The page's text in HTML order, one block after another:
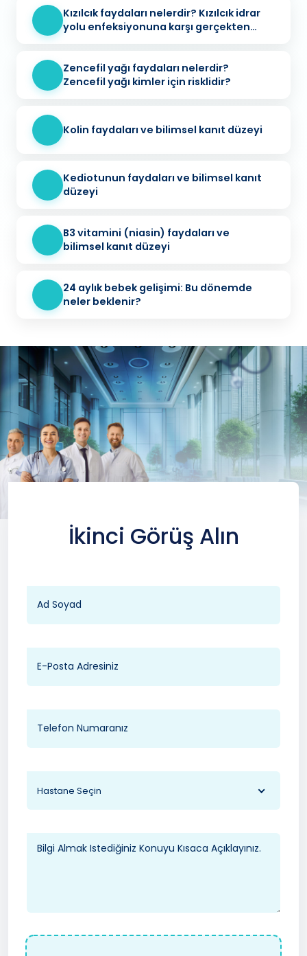
Kızılcık faydaları nelerdir? Kızılcık idrar
yolu enfeksiyonuna karşı gerçekten
Zencefil yağı faydaları nelerdir?
Zencefil yağı kimler için risklidir?
Kolin faydaları ve bilimsel kanıt düzeyi
Kediotunun faydaları ve bilimsel kanıt
düzeyi
B3 vitamini (niasin) faydaları ve
bilimsel kanıt düzeyi
24 aylık bebek gelişimi: Bu dönemde
neler beklenir?
İkinci Görüş Alın
Hastane Seçin